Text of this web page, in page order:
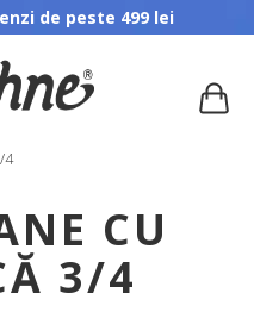
de peste 499 lei
4
CU
3/4